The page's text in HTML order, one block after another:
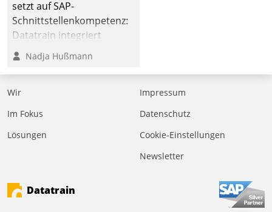
setzt auf SAP-
Schnittstellenkompetenz:
Datatrain integriert
Yarowas Portal zur
Vergabe und Verwaltung
von Aufträgen der
operativen
Instandhaltung in die
deutscher
den Weg vom
Mieteranliegen zum
Nadja Hußmann
Wir
Im Fokus
Lösungen
Impressum
Datenschutz
Cookie-Einstellungen
Newsletter
Datatrain